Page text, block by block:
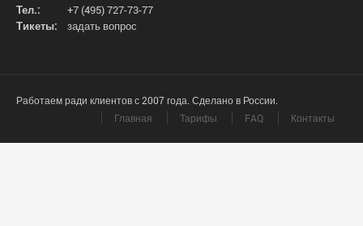
Тел.:
+7 (495) 727-73-77
Тикеты:
задать вопрос
Работаем ради клиентов с 2007 года. Сделано в России.
Главная
Тарифы FAQ Контакты